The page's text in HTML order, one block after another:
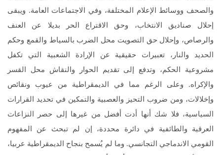
والصحف ووسائط الإعلام المختلفة، وفي الاجتماعات العامة. ويبقى
إحلال صناديق الانتخاب، وحق الاقتراع الحر بديلا عن العنف
والرصاص، وإحلال حق التصويت محل الضرب بالسياط والقمع وحكم
الحديد والنار، تعبيرات حقيقية عن الإرادة الشعبية التي تكفل
مشروعية الحكم، وتدفع إلى تقديم الحوار والنقاش محل القسر
والإكراه. وعلى الرغم مما في الديمقراطية من عيوب ونقائص
وإخلالات، ومن ضروب التحيز والعصبية والتمكين في تحديد القرارات
السياسية، فلا شك أنها أدت أفضل من غيرها إلى حصر النزاعات
العرقية والطائفية في دائرة محددة، إن لم تبحث عن المفهوم
القومي الاندماجي التجانسي. وما لم يُسمح بنجاح الديمقراطية عربيا،